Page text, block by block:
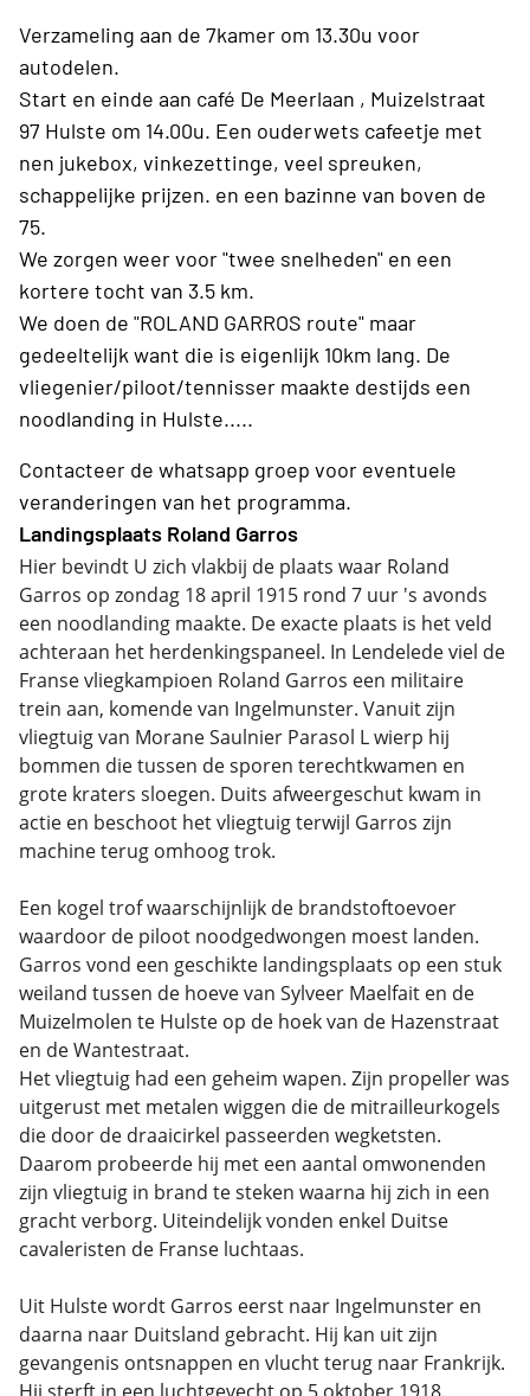
Verzameling aan de 7kamer om 13.30u voor
autodelen.
Start en einde aan café De Meerlaan , Muizelstraat
97 Hulste om 14.00u. Een ouderwets cafeetje met
nen jukebox, vinkezettinge, veel spreuken,
schappelijke prijzen. en een bazinne van boven de
75.
We zorgen weer voor "twee snelheden" en een
kortere tocht van 3.5 km.
We doen de "ROLAND GARROS route" maar
gedeeltelijk want die is eigenlijk 10km lang. De
vliegenier/piloot/tennisser maakte destijds een
noodlanding in Hulste.....
Contacteer de whatsapp groep voor eventuele
veranderingen van het programma.
Landingsplaats Roland Garros
Hier bevindt U zich vlakbij de plaats waar Roland
Garros op zondag 18 april 1915 rond 7 uur 's avonds
een noodlanding maakte. De exacte plaats is het veld
achteraan het herdenkingspaneel. In Lendelede viel de
Franse vliegkampioen Roland Garros een militaire
trein aan, komende van Ingelmunster. Vanuit zijn
vliegtuig van Morane Saulnier Parasol L wierp hij
bommen die tussen de sporen terechtkwamen en
grote kraters sloegen. Duits afweergeschut kwam in
actie en beschoot het vliegtuig terwijl Garros zijn
machine terug omhoog trok.
Een kogel trof waarschijnlijk de brandstoftoevoer
waardoor de piloot noodgedwongen moest landen.
Garros vond een geschikte landingsplaats op een stuk
weiland tussen de hoeve van Sylveer Maelfait en de
Muizelmolen te Hulste op de hoek van de Hazenstraat
en de Wantestraat.
Het vliegtuig had een geheim wapen. Zijn propeller was
uitgerust met metalen wiggen die de mitrailleurkogels
die door de draaicirkel passeerden wegketsten.
Daarom probeerde hij met een aantal omwonenden
zijn vliegtuig in brand te steken waarna hij zich in een
gracht verborg. Uiteindelijk vonden enkel Duitse
cavaleristen de Franse luchtaas.
Uit Hulste wordt Garros eerst naar Ingelmunster en
daarna naar Duitsland gebracht. Hij kan uit zijn
gevangenis ontsnappen en vlucht terug naar Frankrijk.